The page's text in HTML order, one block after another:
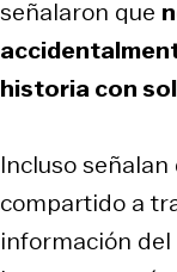
señalaron que
historia con
Incluso
compartido a
información